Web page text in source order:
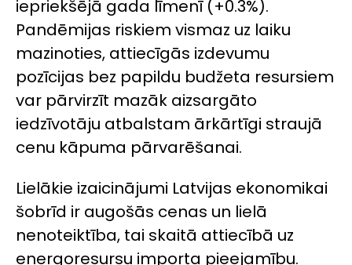
iepriekšējā gada līmenī (+0.3%).
Pandēmijas riskiem vismaz uz laiku
mazinoties, attiecīgās izdevumu
pozīcijas bez papildu budžeta resursiem
var pārvirzīt mazāk aizsargāto
iedzīvotāju atbalstam ārkārtīgi straujā
cenu kāpuma pārvarēšanai.
Lielākie izaicinājumi Latvijas ekonomikai
šobrīd ir augošās cenas un lielā
nenoteiktība, tai skaitā attiecībā uz
energoresursu importa pieejamību.